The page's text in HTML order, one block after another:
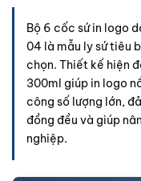
Bộ 6 cốc sứ in logo
04 là mẫu ly sứ tiêu
chọn. Thiết kế hiện
300ml giúp in logo
công số lượng lớn,
đồng đều và giúp
nghiệp.